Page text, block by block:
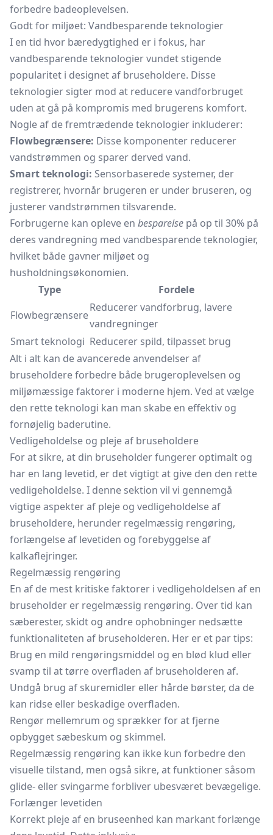
forbedre badeoplevelsen.
Godt for miljøet: Vandbesparende teknologier
I en tid hvor bæredygtighed er i fokus, har
vandbesparende teknologier vundet stigende
popularitet i designet af bruseholdere. Disse
teknologier sigter mod at reducere vandforbruget
uden at gå på kompromis med brugerens komfort.
Nogle af de fremtrædende teknologier inkluderer:
Flowbegrænsere: Disse komponenter reducerer
vandstrømmen og sparer derved vand.
Smart teknologi: Sensorbaserede systemer, der
registrerer, hvornår brugeren er under bruseren, og
justerer vandstrømmen tilsvarende.
Forbrugerne kan opleve en besparelse på op til 30% på
deres vandregning med vandbesparende teknologier,
hvilket både gavner miljøet og
husholdningsøkonomien.
Type
Fordele
Flowbegrænsere
Reducerer vandforbrug, lavere
vandregninger
Smart teknologi Reducerer spild, tilpasset brug
Alt i alt kan de avancerede anvendelser af
bruseholdere forbedre både brugeroplevelsen og
miljømæssige faktorer i moderne hjem. Ved at vælge
den rette teknologi kan man skabe en effektiv og
fornøjelig baderutine.
Vedligeholdelse og pleje af bruseholdere
For at sikre, at din bruseholder fungerer optimalt og
har en lang levetid, er det vigtigt at give den den rette
vedligeholdelse. I denne sektion vil vi gennemgå
vigtige aspekter af pleje og vedligeholdelse af
bruseholdere, herunder regelmæssig rengøring,
forlængelse af levetiden og forebyggelse af
kalkaflejringer.
Regelmæssig rengøring
En af de mest kritiske faktorer i vedligeholdelsen af en
bruseholder er regelmæssig rengøring. Over tid kan
sæberester, skidt og andre ophobninger nedsætte
funktionaliteten af bruseholderen. Her er et par tips:
Brug en mild rengøringsmiddel og en blød klud eller
svamp til at tørre overfladen af bruseholderen af.
Undgå brug af skuremidler eller hårde børster, da de
kan ridse eller beskadige overfladen.
Rengør mellemrum og sprækker for at fjerne
opbygget sæbeskum og skimmel.
Regelmæssig rengøring kan ikke kun forbedre den
visuelle tilstand, men også sikre, at funktioner såsom
glide- eller svingarme forbliver ubesværet bevægelige.
Forlænger levetiden
Korrekt pleje af en bruseenhed kan markant forlænge